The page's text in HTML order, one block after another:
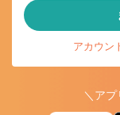
アカウン
＼ア